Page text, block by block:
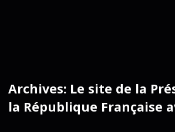
Archives: Le site de la
la République Française